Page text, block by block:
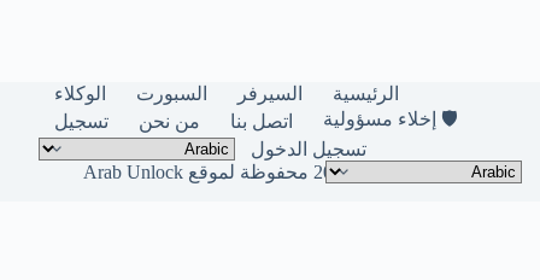
الرئيسية السيرفر السبورت
الوكلاء
🛡️ إخلاء مسؤولية
اتصل بنا من نحن
تسجيل
تسجيل الدخول
حقوق النشر © لعام 2026 محفوظة لموقع Arab Unlock